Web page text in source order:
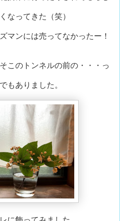
なってきた（笑）
ンには売ってなかったー！
このトンネルの前の・・・っ
もありました。